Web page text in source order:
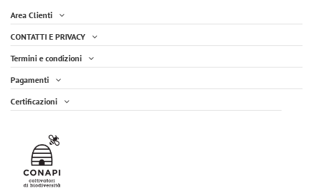
5,15 €
Area Clienti
CONTATTI E PRIVACY
Termini e condizioni
Pagamenti
Certificazioni